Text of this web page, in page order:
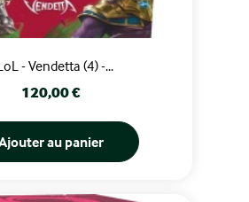
- Vendetta (4) -...
Prix
120,00 €
au panier